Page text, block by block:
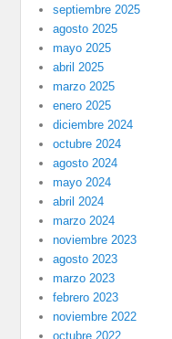
septiembre 2025
agosto 2025
mayo 2025
abril 2025
marzo 2025
enero 2025
diciembre 2024
octubre 2024
agosto 2024
mayo 2024
abril 2024
marzo 2024
noviembre 2023
agosto 2023
marzo 2023
febrero 2023
noviembre 2022
octubre 2022